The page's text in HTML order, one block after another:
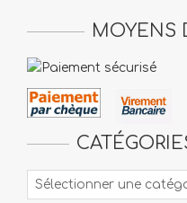
MOYENS